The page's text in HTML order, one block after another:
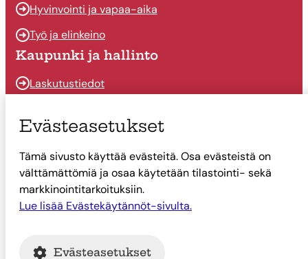
Hyvinvointi ja vapaa-aika
Työ ja elinkeino
Kaupunki ja hallinto
Laskutustiedot
Päätöksenteko
Talous
Yhteystiedot
Tietoa Suonenjoesta
Evästeasetukset
Tämä sivusto käyttää evästeitä. Osa evästeistä on
välttämättömiä ja osaa käytetään tilastointi- sekä
markkinointitarkoituksiin.
Lue lisää Evästekäytännöt-sivulta.
Evästeasetukset